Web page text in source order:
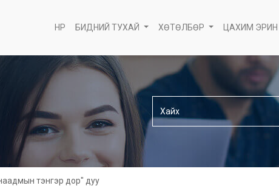
НҮҮР БИДНИЙ ТУХАЙ ХӨТӨЛБӨР ЦАХИМ ЭРИН
тэнгэр дор" дуу